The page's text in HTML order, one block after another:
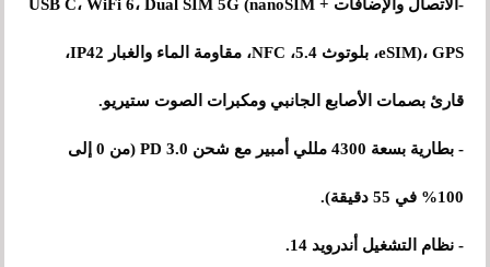
-الاتصال والإضافات USB C، WiFi 6، Dual SIM 5G (nanoSIM +
eSIM)، GPS، بلوتوث 5.4، NFC، مقاومة الماء والغبار IP42،
قارئ بصمات الأصابع الجانبي ومكبرات الصوت ستيريو.
- بطارية بسعة 4300 مللي أمبير مع شحن PD 3.0 (من 0 إلى
100% في 55 دقيقة).
- نظام التشغيل أندرويد 14.